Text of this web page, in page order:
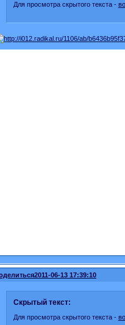
Для просмотра скрытого текста -
2011-06-13 17:39:10
Скрытый текст:
Для просмотра скрытого текста -